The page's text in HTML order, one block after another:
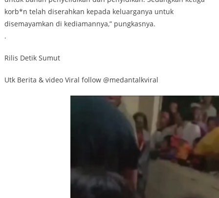
korb*n telah diserahkan kepada keluarganya untuk
disemayamkan di kediamannya,” pungkasnya.
.
Rilis Detik Sumut
Utk Berita & video Viral follow @medantalkviral